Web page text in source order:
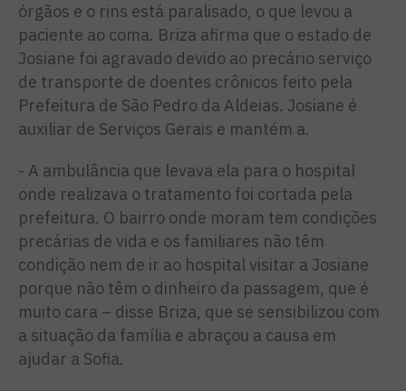
órgãos e o rins está paralisado, o que levou a
paciente ao coma. Briza afirma que o estado de
Josiane foi agravado devido ao precário serviço
de transporte de doentes crônicos feito pela
Prefeitura de São Pedro da Aldeias. Josiane é
auxiliar de Serviços Gerais e mantém a.
- A ambulância que levava ela para o hospital
onde realizava o tratamento foi cortada pela
prefeitura. O bairro onde moram tem condições
precárias de vida e os familiares não têm
condição nem de ir ao hospital visitar a Josiane
porque não têm o dinheiro da passagem, que é
muito cara – disse Briza, que se sensibilizou com
a situação da família e abraçou a causa em
ajudar a Sofia.